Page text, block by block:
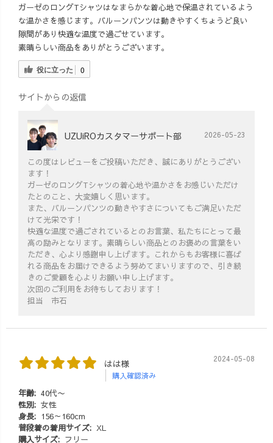
ガーゼのロングTシャツはなまらかな着心地で保温されているよう
な温かさを感じます。バルーンパンツは動きやすくちょうど良い
隙間があり快適な温度で過ごせています。
素晴らしい商品をありがとうございます。
役に立った
0
サイトからの返信
UZUiROカスタマーサポート部 2026-05-23
この度はレビューをご投稿いただき、誠にありがとうござい
ます！
ガーゼのロングTシャツの着心地や温かさをお感じいただけ
たとのこと、大変嬉しく思います。
また、バルーンパンツの動きやすさについてもご満足いただ
けて光栄です！
快適な温度で過ごされているとのお言葉、私たちにとって最
高の励みとなります。素晴らしい商品とのお褒めの言葉をい
ただき、心より感謝申し上げます。これからもお客様に喜ば
れる商品をお届けできるよう努めてまいりますので、引き続
きのご愛顧を心よりお願い申し上げます。
次回のご利用をお待ちしております！
担当 市石
はは様
購入確認済み
2024-05-08
年齢: 40代〜
性別: 女性
身長: 156～160cm
普段着の着用サイズ: XL
購入サイズ: フリー